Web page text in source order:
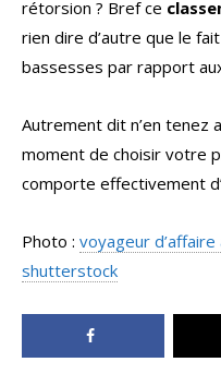
rétorsion ? Bref ce
rien dire d’autre que le
bassesses par rapport
Autrement dit n’en tenez
moment de choisir votre
comporte effectivement
Photo : voyageur d’affaire
shutterstock